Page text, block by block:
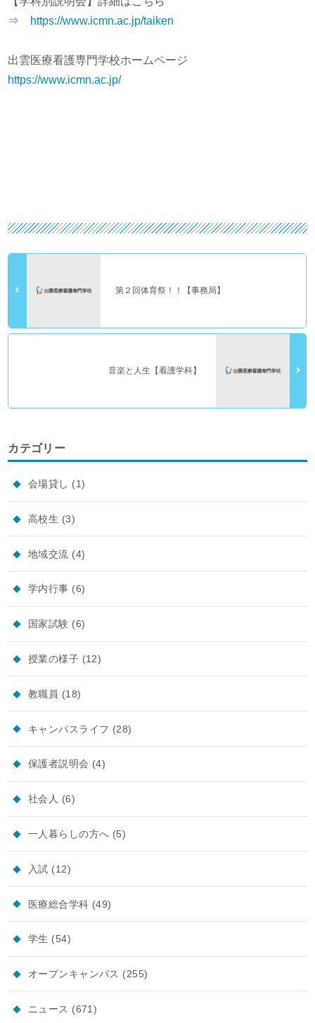
⇒
https://www.icmn.ac.jp/taiken
出雲医療看護専門学校ホームページ
https://www.icmn.ac.jp/
第２回体育祭！！【事務局】
音楽と人生【看護学科】
カテゴリー
会場貸し (1)
高校生 (3)
地域交流 (4)
学内行事 (6)
国家試験 (6)
授業の様子 (12)
教職員 (18)
キャンパスライフ (28)
保護者説明会 (4)
社会人 (6)
一人暮らしの方へ (5)
入試 (12)
医療総合学科 (49)
学生 (54)
オープンキャンパス (255)
ニュース (671)